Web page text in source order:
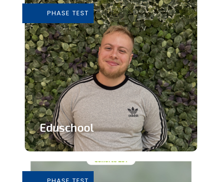
En savoir plus
PHASE TEST
Eduschool
de professeurs en secondaire